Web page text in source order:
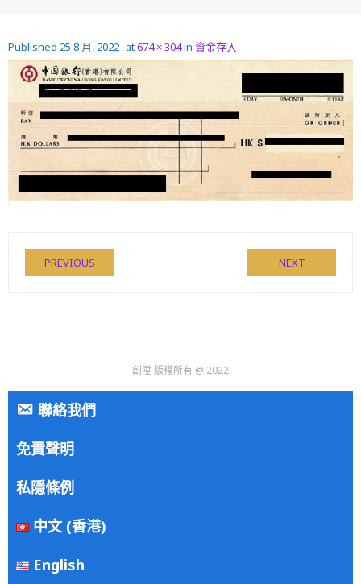
Published 25 8 月, 2022 at674 × 304in 資金存入
PREVIOUS NEXT
創陞 版權所有 @ 2022
聯絡我們
免責聲明
私隱條例
中文 (香港)
English